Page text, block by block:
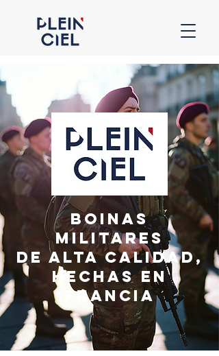
Boinas
Militares
de Alta Calidad,
Hechas en
Francia